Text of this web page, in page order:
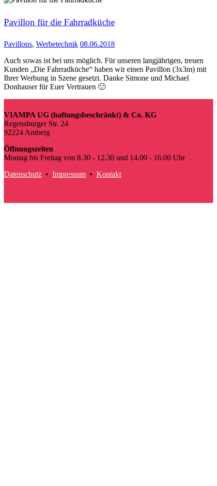
Pavillon für die Fahrradküche
Pavillons, Werbetechnik 08.06.2018
Auch sowas ist bei uns möglich. Für unseren langjährigen, treuen
Kunden „Die Fahrradküche“ haben wir einen Pavillon (3x3m) mit
Ihrer Werbung in Szene gesetzt. Danke Simone und Michael
Donhauser für Euer Vertrauen 🙂
VIAMPA UG (haftungsbeschränkt) & Co. KG
Regensburger Str. 24
92224 Amberg
Öffnungszeiten
Montag bis Freitag von 8.30 - 12.30 und 14.00 - 16.00 Uhr
Datenschutz • Impressum • Kontakt